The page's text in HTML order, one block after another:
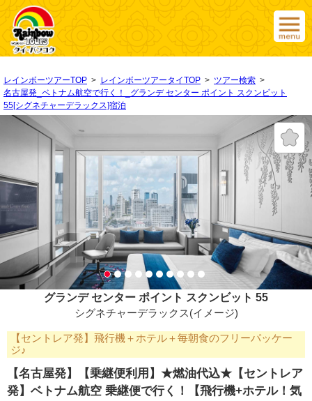
レインボーツアーTOP > レインボーツアータイTOP > ツアー検索 >
名古屋発_ベトナム航空で行く！_グランデ センター ポイント スクンビット
55[シグネチャーデラックス]宿泊
グランデ センター ポイント スクンビット 55
シグネチャーデラックス(イメージ)
【セントレア発】飛行機＋ホテル＋毎朝食のフリーパッケー
ジ♪
【名古屋発】【乗継便利用】★燃油代込★【セントレア
発】ベトナム航空 乗継便で行く！【飛行機+ホテル！気